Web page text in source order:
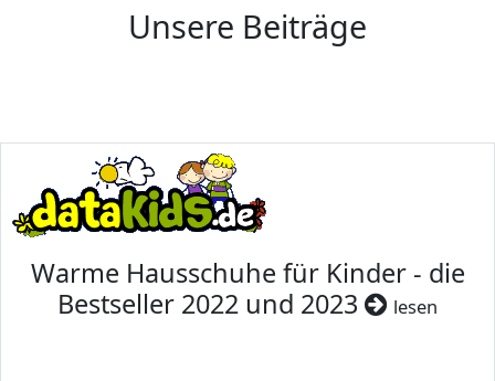
Unsere Beiträge
Warme Hausschuhe für Kinder - die
Bestseller 2022 und 2023
lesen